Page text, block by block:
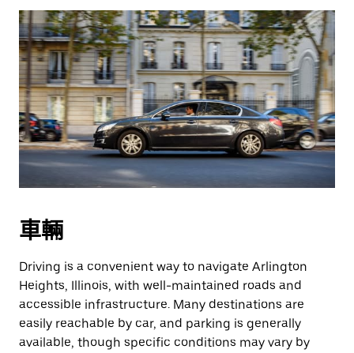
車輛
Driving is a convenient way to navigate Arlington
Heights, Illinois, with well-maintained roads and
accessible infrastructure. Many destinations are
easily reachable by car, and parking is generally
available, though specific conditions may vary by